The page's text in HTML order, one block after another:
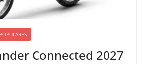
Connected 2027